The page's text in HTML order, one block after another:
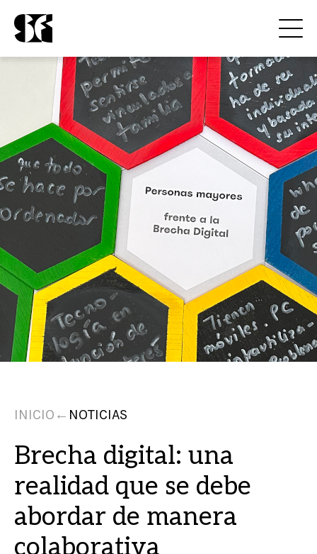
INICIO ← NOTICIAS
Brecha digital: una
realidad que se debe
abordar de manera
colaborativa